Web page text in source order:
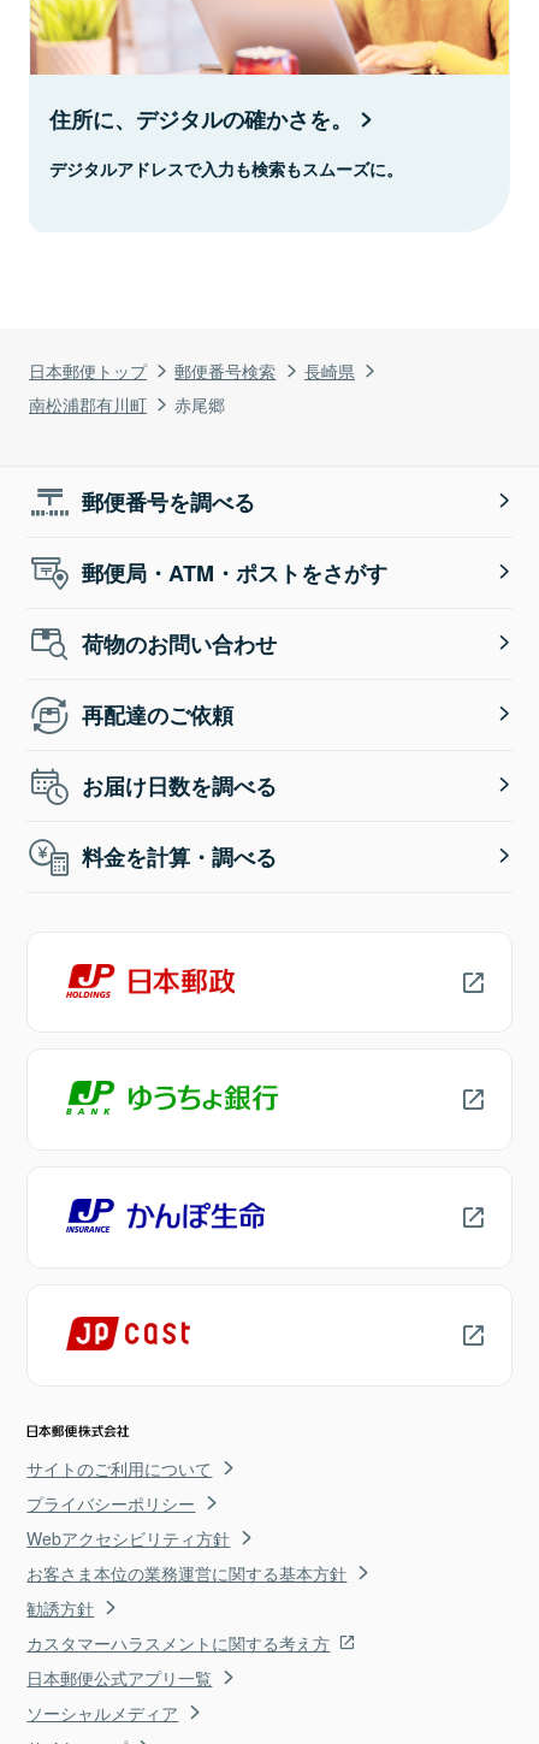
日本郵便トップ 郵便番号検索
長崎県
南松浦郡有川町
赤尾郷
住所に、デジタルの確かさを。
デジタルアドレスで入力も検索もスムーズに。
郵便番号を調べる
郵便局・ATM・ポストをさがす
荷物のお問い合わせ
再配達のご依頼
お届け日数を調べる
料金を計算・調べる
サイトのご利用について
プライバシーポリシー
Webアクセシビリティ方針
お客さま本位の業務運営に関する基本方針
勧誘方針
カスタマーハラスメントに関する考え方
日本郵便公式アプリ一覧
ソーシャルメディア